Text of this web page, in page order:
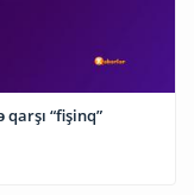
“fişinq”